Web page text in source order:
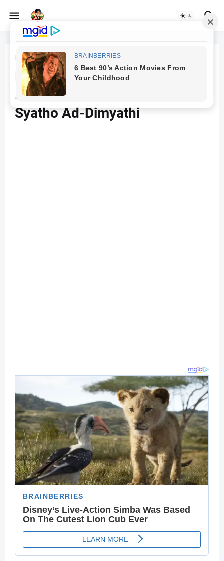
Beranda Fiqih
Kitab I’anatut Thalibin | Syaikh
Abu Bakar bin Muhammad
Syatho Ad-Dimyathi